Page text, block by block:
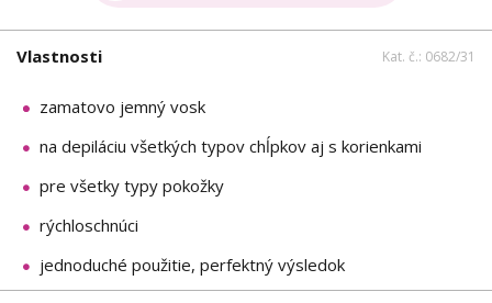
Vlastnosti Kat. č.: 0682/31
zamatovo jemný vosk
na depiláciu všetkých typov chĺpkov aj s korienkami
pre všetky typy pokožky
rýchloschnúci
jednoduché použitie, perfektný výsledok